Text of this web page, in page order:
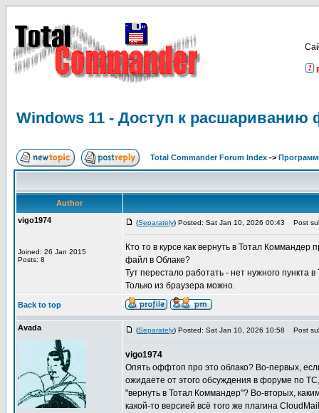
Windows 11 - Доступ к расшариванию
Total Commander Forum Index ->
Author
vigo1974
Joined: 26 Jan 2015
Posts: 8
(Separately) Posted: Sat Jan 10, 2026 00:43 Post
Кто то в курсе как вернуть в Тотал
файл в Облаке?
Тут перестало работать - нет нужного
Только из браузера можно.
Back to top
Avada (Separately) Posted: Sat Jan 10, 2026 10:58 Post
vigo1974
Опять оффтоп про это облако? Во-первых,
ожидаете от этого обсуждения в форуме по
"вернуть в Тотал Коммандер"? Во-вторых,
какой-то версией всё того же плагина